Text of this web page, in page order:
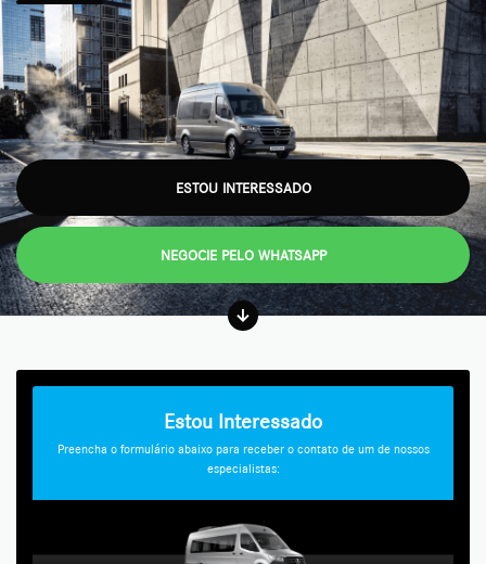
ESTOU INTERESSADO
NEGOCIE PELO WHATSAPP
Estou Interessado
Preencha o formulário abaixo para receber o contato de um de nossos
especialistas: